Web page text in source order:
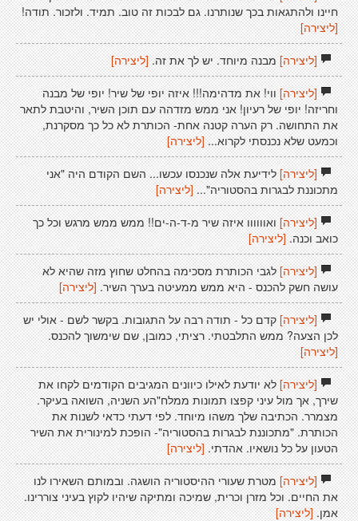
חיינו ולהתגאות בכך שנותרנו. גם לבכות זה טוב. תמיד. ולזכור. תודה!
[ליצירה]
[ליצירה]מבנה מיוחד. יש לך את זה. [ליצירה]
[ליצירה]ווי! את מדהימה!!! איזה יופי של שיר! יופי של מבנה
וחריזה! יופי של רעיון! אני ממש מזדהה עם תוכן השיר, והיטבת לתאר
את התחושה. רק הערה קטנה אחת- הכותרת לא כל כך מסקרנת,
וכמעט שלא נכנסתי לקרוא... [ליצירה]
[ליצירה]לידיעת אלה שנכנסו עכשו... השם הקודם היה "אני
מתכוננת לבגרות בהסטוריה"... [ליצירה]
[ליצירה]ואוווווו איזה שיר מ-ד-ה-ים!! ממש ממש מרגש וכל כך
כואב וכנה. [ליצירה]
[ליצירה]לגבי הכותרת מסכימה בהחלט שחוץ מזה שהיא לא
עושה חשק להכנס - היא ממש ממעיטה בערך השיר. [ליצירה]
[ליצירה]קדם כל - תודה רבה על התגובות. בקשר לשם - אולי יש
לכן הצעה? ממש התלבטתי. רציתי, כמובן, שם שימשוך להכנס.
[ליצירה]
[ליצירה]לא יודעת לאילו כיוונים המגיבים הקודמים לקחו את
שירך, אך מול עיני קפצו תמונות ממלח"הע השניה, השואה בעיקר.
מצמרר. הכתיבה שלך משהו מיוחד. לפי דעתי כדאי לשנות את
הכותרת. "מתכוננת לבגרות בהסטוריה"- הופכת למינורית את השיר
הטעון על כל נושאיו. אהדתי.[ליצירה]
[ליצירה]מטרת שעורי ההיסטוריה הושגה. ובמותם השאירו לנו
את החיים. וכל מזרן וכרית, שמיכה ומתיקה שיהיו לקוץ בעיני צוררינו.
אמן. [ליצירה]